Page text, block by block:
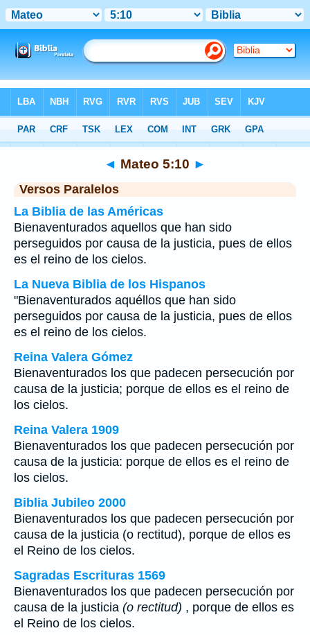
>Mateo > Capítulo 5> Verso 10
◄ Mateo 5:10 ►
Versos Paralelos
La Biblia de las Américas
Bienaventurados aquellos que han sido
perseguidos por causa de la justicia, pues de ellos
es el reino de los cielos.
La Nueva Biblia de los Hispanos
"Bienaventurados aquéllos que han sido
perseguidos por causa de la justicia, pues de ellos
es el reino de los cielos.
Reina Valera Gómez
Bienaventurados los que padecen persecución por
causa de la justicia; porque de ellos es el reino de
los cielos.
Reina Valera 1909
Bienaventurados los que padecen persecución por
causa de la justicia: porque de ellos es el reino de
los cielos.
Biblia Jubileo 2000
Bienaventurados los que padecen persecución por
causa de la justicia (o rectitud), porque de ellos es
el Reino de los cielos.
Sagradas Escrituras 1569
Bienaventurados los que padecen persecución por
causa de la justicia (o rectitud) , porque de ellos es
el Reino de los cielos.